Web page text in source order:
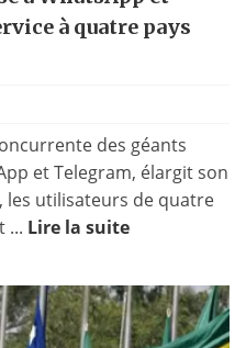
à quatre pays
des géants
et Telegram, élargit son
les utilisateurs de quatre
... Lire la suite